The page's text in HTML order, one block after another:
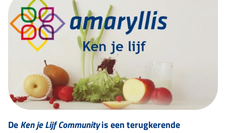
DeKen je Lijf Communityis een terugkerende